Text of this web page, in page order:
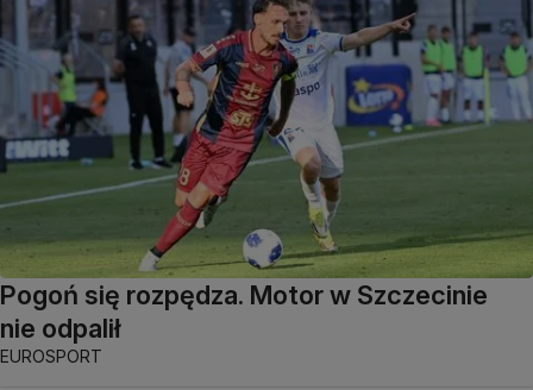
Pogoń się rozpędza. Motor w Szczecinie
nie odpalił
EUROSPORT